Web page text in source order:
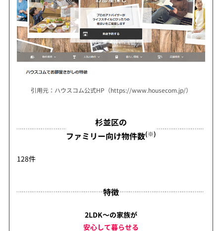
引用元：ハウスコム公式HP（https://www.housecom.jp/）
杉並区の
ファミリー向け物件数(※)
128件
特徴
2LDK～の家族が
安心して暮らせる